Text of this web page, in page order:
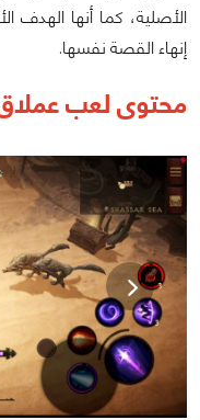
إنهاء القصة نفسها.
محتوى لعب